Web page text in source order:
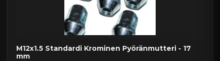
M12x1.5 Standardi Krominen Pyöränmutteri - 17
mm